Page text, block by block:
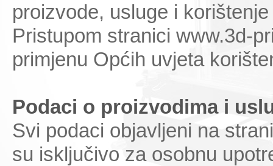
proizvode, usluge i
Pristupom stranici www.3d-
primjenu Općih uvjeta
Podaci o proizvodima i
Svi podaci objavljeni na
su isključivo za osobnu